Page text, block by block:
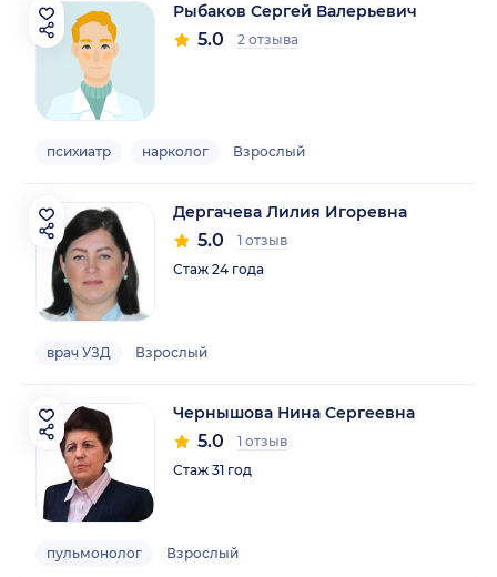
Рыбаков Сергей Валерьевич
5.0 2 отзыва
психиатр нарколог Взрослый
Дергачева Лилия Игоревна
5.0
1 отзыв
Стаж 24 года
врач УЗД Взрослый
Чернышова Нина Сергеевна
5.0
1 отзыв
Стаж 31 год
пульмонолог Взрослый